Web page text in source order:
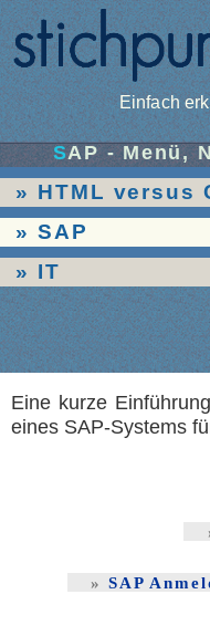
Einfach
SAP -
HTML versus
SAP
IT
Eine kurze
eines SAP-Systems
SAP